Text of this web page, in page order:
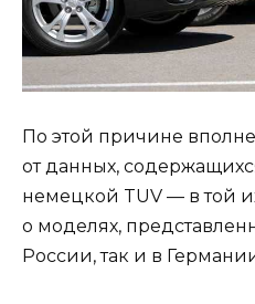
По этой причине
от данных,
немецкой TUV — в той
о моделях,
России, так и в